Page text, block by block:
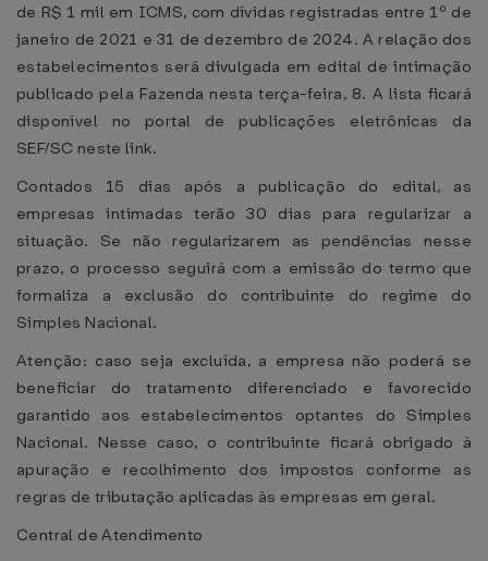
de R$ 1 mil em ICMS, com dívidas registradas entre 1º de
janeiro de 2021 e 31 de dezembro de 2024. A relação dos
estabelecimentos será divulgada em edital de intimação
publicado pela Fazenda nesta terça-feira, 8. A lista ficará
disponível no portal de publicações eletrônicas da
SEF/SC neste link.
Contados 15 dias após a publicação do edital, as
empresas intimadas terão 30 dias para regularizar a
situação. Se não regularizarem as pendências nesse
prazo, o processo seguirá com a emissão do termo que
formaliza a exclusão do contribuinte do regime do
Simples Nacional.
Atenção: caso seja excluída, a empresa não poderá se
beneficiar do tratamento diferenciado e favorecido
garantido aos estabelecimentos optantes do Simples
Nacional. Nesse caso, o contribuinte ficará obrigado à
apuração e recolhimento dos impostos conforme as
regras de tributação aplicadas às empresas em geral.
Central de Atendimento